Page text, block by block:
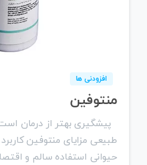
افزودنی ها
منتوفین
پیشگیری بهتر از درمان
طبیعی مزایای منتوفین
حیوانی استفاده سالم و